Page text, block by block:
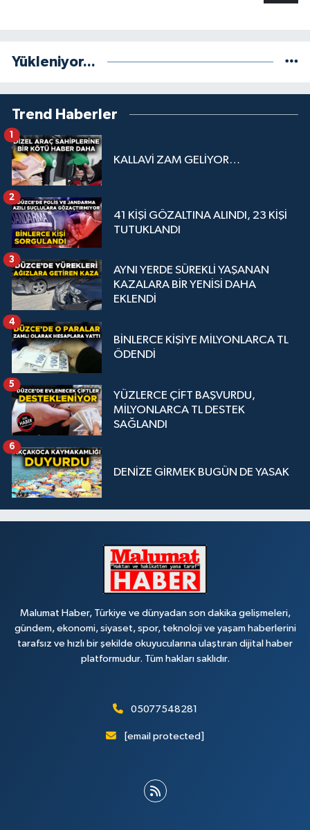
Yükleniyor...
Trend Haberler
KALLAVİ ZAM GELİYOR…
1
41 KİŞİ GÖZALTINA ALINDI, 23 KİŞİ
TUTUKLANDI
2
AYNI YERDE SÜREKLİ YAŞANAN
KAZALARA BİR YENİSİ DAHA
EKLENDİ
3
BİNLERCE KİŞİYE MİLYONLARCA TL
ÖDENDİ
4
YÜZLERCE ÇİFT BAŞVURDU,
MİLYONLARCA TL DESTEK
SAĞLANDI
5
DENİZE GİRMEK BUGÜN DE YASAK
6
Malumat Haber, Türkiye ve dünyadan son dakika gelişmeleri,
gündem, ekonomi, siyaset, spor, teknoloji ve yaşam haberlerini
tarafsız ve hızlı bir şekilde okuyucularına ulaştıran dijital haber
platformudur. Tüm hakları saklıdır.
05077548281
[email protected]